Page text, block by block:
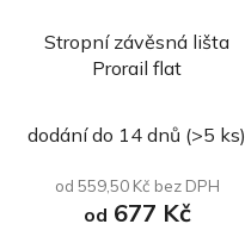
Stropní závěsná lišta
Prorail flat
dodání do 14 dnů (>5 ks)
od 559,50 Kč bez DPH
od 677 Kč